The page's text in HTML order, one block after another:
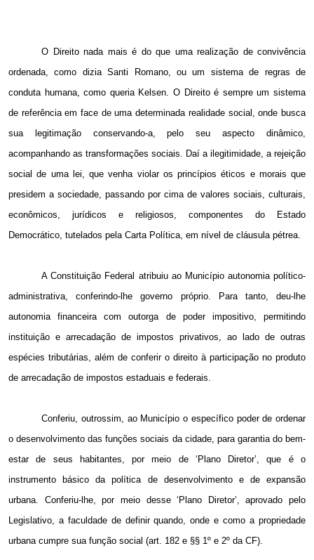
O Direito nada mais é do que uma realização de convivência
ordenada, como dizia Santi Romano, ou um sistema de regras de
conduta humana, como queria Kelsen. O Direito é sempre um sistema
de referência em face de uma determinada realidade social, onde busca
sua legitimação conservando-a, pelo seu aspecto dinâmico,
acompanhando as transformações sociais. Daí a ilegitimidade, a rejeição
social de uma lei, que venha violar os princípios éticos e morais que
presidem a sociedade, passando por cima de valores sociais, culturais,
econômicos, jurídicos e religiosos, componentes do Estado
Democrático, tutelados pela Carta Política, em nível de cláusula pétrea.
A Constituição Federal atribuiu ao Município autonomia político-
administrativa, conferindo-lhe governo próprio. Para tanto, deu-lhe
autonomia financeira com outorga de poder impositivo, permitindo
instituição e arrecadação de impostos privativos, ao lado de outras
espécies tributárias, além de conferir o direito à participação no produto
de arrecadação de impostos estaduais e federais.
Conferiu, outrossim, ao Município o específico poder de ordenar
o desenvolvimento das funções sociais da cidade, para garantia do bem-
estar de seus habitantes, por meio de ‘Plano Diretor’, que é o
instrumento básico da política de desenvolvimento e de expansão
urbana. Conferiu-lhe, por meio desse ‘Plano Diretor’, aprovado pelo
Legislativo, a faculdade de definir quando, onde e como a propriedade
urbana cumpre sua função social (art. 182 e §§ 1º e 2º da CF).